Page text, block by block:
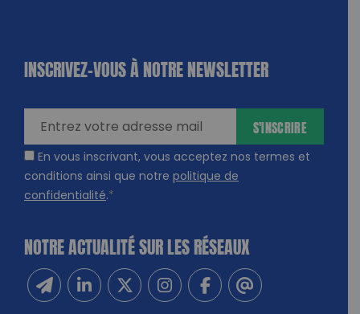
INSCRIVEZ-VOUS À NOTRE NEWSLETTER
En vous inscrivant, vous acceptez nos termes et
conditions ainsi que notre politique de
confidentialité.*
S'INSCRIRE
NOTRE ACTUALITÉ SUR LES RÉSEAUX